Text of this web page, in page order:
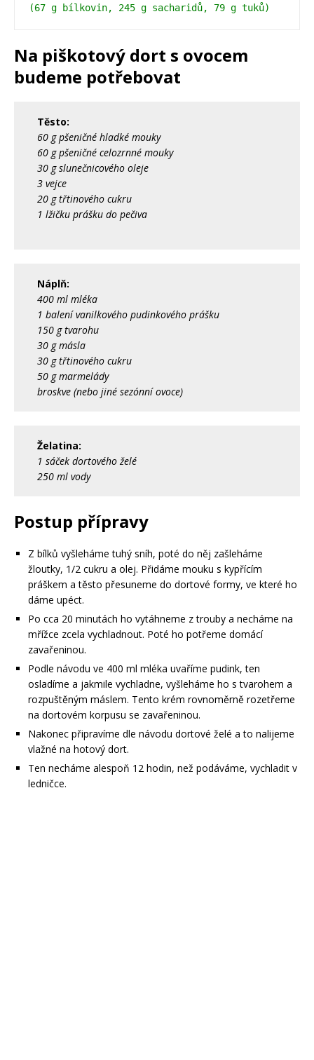
(67 g bílkovin, 245 g sacharidů, 79 g tuků)
Na piškotový dort s ovocem
budeme potřebovat
Těsto:
60 g pšeničné hladké mouky
60 g pšeničné celozrnné mouky
30 g slunečnicového oleje
3 vejce
20 g třtinového cukru
1 lžičku prášku do pečiva
Náplň:
400 ml mléka
1 balení vanilkového pudinkového prášku
150 g tvarohu
30 g másla
30 g třtinového cukru
50 g marmelády
broskve (nebo jiné sezónní ovoce)
Želatina:
1 sáček dortového želé
250 ml vody
Postup přípravy
Z bílků vyšleháme tuhý sníh, poté do něj zašleháme
žloutky, 1/2 cukru a olej. Přidáme mouku s kypřícím
práškem a těsto přesuneme do dortové formy, ve které ho
dáme upéct.
Po cca 20 minutách ho vytáhneme z trouby a necháme na
mřížce zcela vychladnout. Poté ho potřeme domácí
zavařeninou.
Podle návodu ve 400 ml mléka uvaříme pudink, ten
osladíme a jakmile vychladne, vyšleháme ho s tvarohem a
rozpuštěným máslem. Tento krém rovnoměrně rozetřeme
na dortovém korpusu se zavařeninou.
Nakonec připravíme dle návodu dortové želé a to nalijeme
vlažné na hotový dort.
Ten necháme alespoň 12 hodin, než podáváme, vychladit v
ledničce.